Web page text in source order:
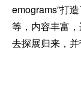
emograms”打
等，内容丰富
去探展归来，并